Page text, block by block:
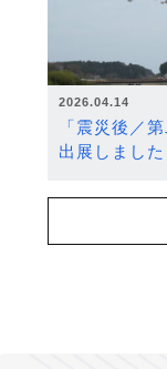
2026.04.14
「震災後／
出展しました